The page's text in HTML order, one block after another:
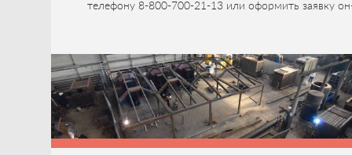
телефону 8-800-700-21-13 или оформить заявку